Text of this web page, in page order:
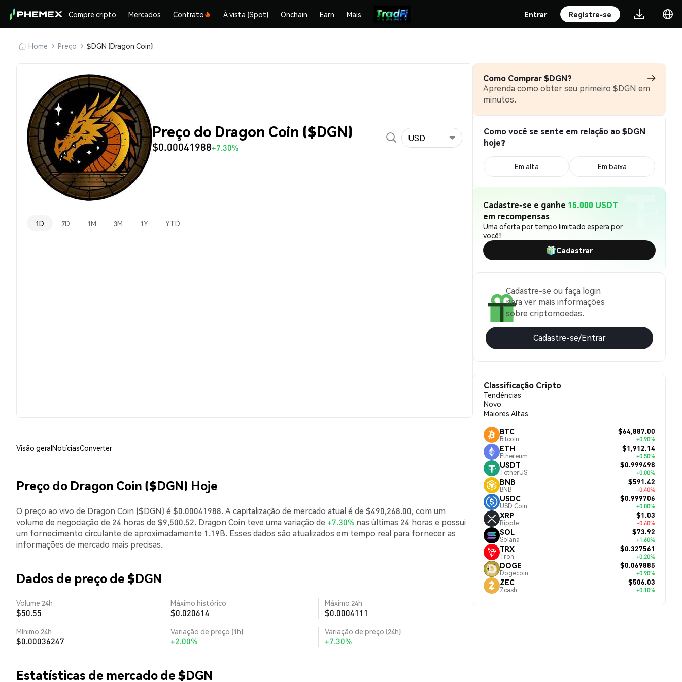
Compre cripto Mercados Contrato À vista (Spot) Onchain Earn Mais Entrar Registre-se
Home Preço $DGN (Dragon Coin)
Preço do Dragon Coin ($DGN)
$0.00041988+7.30%
USD
1D 7D 1M 3M 1Y YTD
Visão geralNotíciasConverter
Preço do Dragon Coin ($DGN) Hoje
O preço ao vivo de Dragon Coin ($DGN) é $0.00041988. A capitalização de mercado atual é de $490,268.00, com um
volume de negociação de 24 horas de $9,500.52. Dragon Coin teve uma variação de +7.30% nas últimas 24 horas e possui
um fornecimento circulante de aproximadamente 1.19B. Esses dados são atualizados em tempo real para fornecer as
informações de mercado mais precisas.
Dados de preço de $DGN
Volume 24h
$50.55
Máximo histórico
$0.020614
Máximo 24h
$0.0004111
Mínimo 24h
$0.00036247
Variação de preço (1h)
+2.00%
Variação de preço (24h)
+7.30%
Estatísticas de mercado de $DGN
Como Comprar $DGN?
Aprenda como obter seu primeiro $DGN em
minutos.
Como você se sente em relação ao $DGN
hoje?
Em alta Em baixa
Cadastre-se e ganhe 15.000 USDT
em recompensas
Uma oferta por tempo limitado espera por
você!
Cadastrar
Cadastre-se ou faça login
para ver mais informações
sobre criptomoedas.
Cadastre-se/Entrar
Classificação Cripto
Tendências
Novo
Maiores Altas
BTC
Bitcoin
$64,887.00
+0.90%
ETH
Ethereum
$1,912.14
+0.50%
USDT
TetherUS
$0.999498
+0.00%
BNB
BNB
$591.42
-0.40%
USDC
USD Coin
$0.999706
+0.00%
XRP
Ripple
$1.03
-0.60%
SOL
Solana
$73.92
+1.60%
TRX
Tron
$0.327561
+0.20%
DOGE
Dogecoin
$0.069885
+0.90%
ZEC
Zcash
$506.03
+0.10%